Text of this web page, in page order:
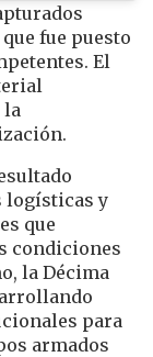
fue puesto
El
la
logísticas y
que
condiciones
la Décima
para
armados